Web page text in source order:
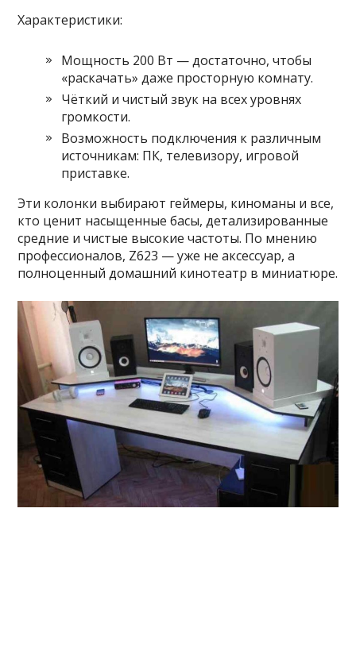
Характеристики:
Мощность 200 Вт — достаточно, чтобы
«раскачать» даже просторную комнату.
Чёткий и чистый звук на всех уровнях
громкости.
Возможность подключения к различным
источникам: ПК, телевизору, игровой
приставке.
Эти колонки выбирают геймеры, киноманы и все,
кто ценит насыщенные басы, детализированные
средние и чистые высокие частоты. По мнению
профессионалов, Z623 — уже не аксессуар, а
полноценный домашний кинотеатр в миниатюре.